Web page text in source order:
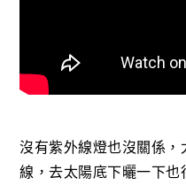
沒有紫外線燈也沒關係
線，去太陽底下曬一下也